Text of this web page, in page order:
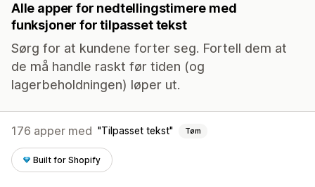
Alle apper for nedtellingstimere med
funksjoner for tilpasset tekst
Sørg for at kundene forter seg. Fortell dem at
de må handle raskt før tiden (og
lagerbeholdningen) løper ut.
176 apper med Tilpasset tekst Tøm
Built for Shopify